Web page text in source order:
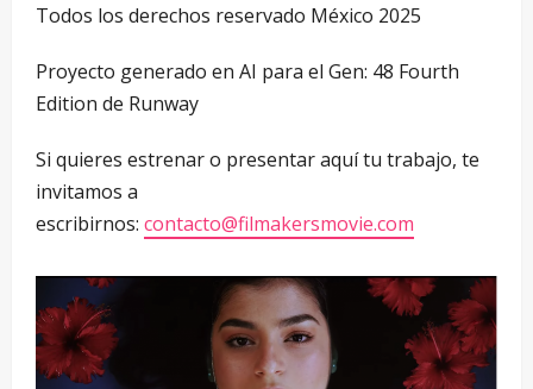
Todos los derechos reservado México 2025
Proyecto generado en AI para el Gen: 48 Fourth
Edition de Runway
Si quieres estrenar o presentar aquí tu trabajo, te
invitamos a
escribirnos: contacto@filmakersmovie.com